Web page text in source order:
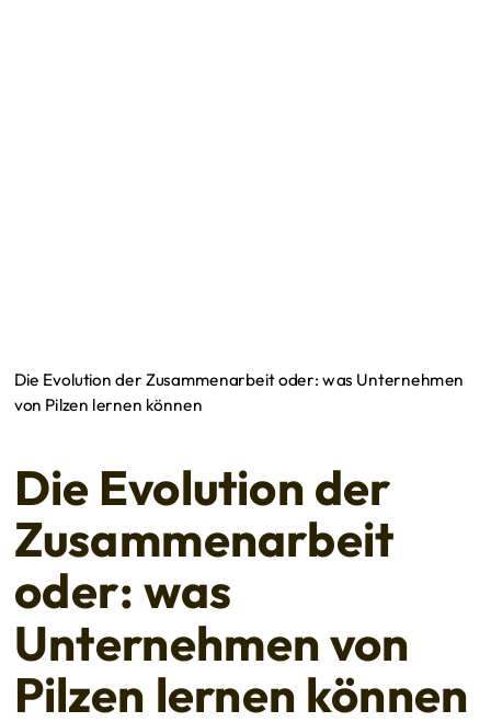
Die Evolution der Zusammenarbeit oder: was Unternehmen
von Pilzen lernen können
Die Evolution der
Zusammenarbeit
oder: was
Unternehmen von
Pilzen lernen können